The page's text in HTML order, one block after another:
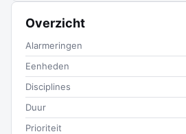
Overzicht
Alarmeringen
Eenheden
Disciplines
Duur
Prioriteit